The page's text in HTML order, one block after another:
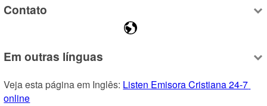
Contato
Em outras línguas
Veja esta página em Inglês: Listen Emisora Cristiana 24-7
online